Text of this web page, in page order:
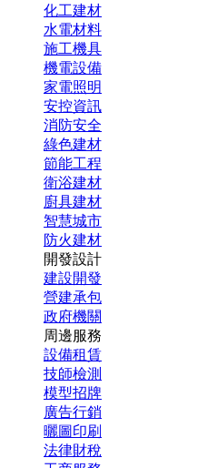
化工建材
水電材料
施工機具
機電設備
家電照明
安控資訊
消防安全
綠色建材
節能工程
衛浴建材
廚具建材
智慧城市
防火建材
開發設計
建設開發
營建承包
政府機關
周邊服務
設備租賃
技師檢測
模型招牌
廣告行銷
曬圖印刷
法律財稅